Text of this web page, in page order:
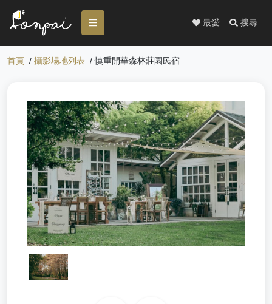
最愛 搜尋
首頁 / 攝影場地列表 / 慎重開華森林莊園民宿